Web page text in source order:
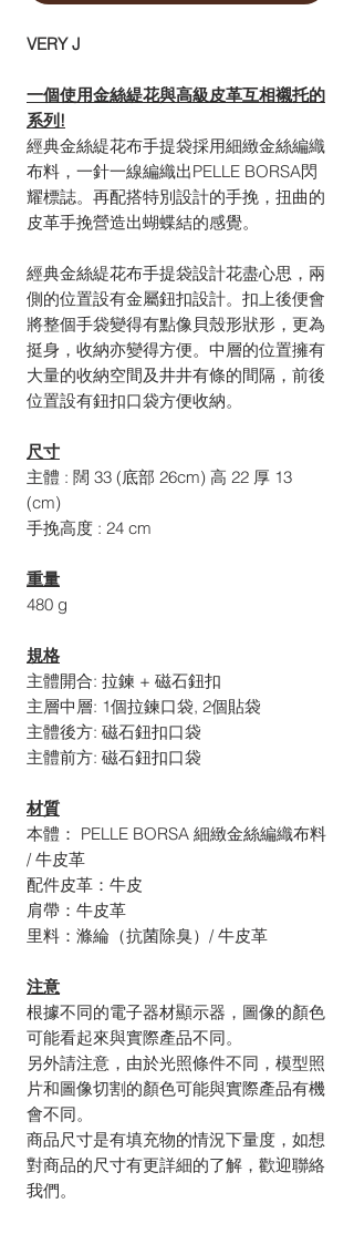
VERY J
一個使用金絲緹花與高級皮革互相襯托的
系列!
經典金絲緹花布手提袋採用細緻金絲編織
布料，一針一線編織出PELLE BORSA閃
耀標誌。再配搭特別設計的手挽，扭曲的
皮革手挽營造出蝴蝶結的感覺。
經典金絲緹花布手提袋設計花盡心思，兩
側的位置設有金屬鈕扣設計。扣上後便會
將整個手袋變得有點像貝殼形狀形，更為
挺身，收納亦變得方便。中層的位置擁有
大量的收納空間及井井有條的間隔，前後
位置設有鈕扣口袋方便收納。
尺寸
主體 : 闊 33 (底部 26cm) 高 22 厚 13
(cm)
手挽高度 : 24 cm
重量
480 g
規格
主體開合: 拉鍊 + 磁石鈕扣
主層中層: 1個拉鍊口袋, 2個貼袋
主體後方: 磁石鈕扣口袋
主體前方: 磁石鈕扣口袋
材質
本體： PELLE BORSA 細緻金絲編織布料
/ 牛皮革
配件皮革：牛皮
肩帶：牛皮革
里料：滌綸（抗菌除臭）/ 牛皮革
注意
根據不同的電子器材顯示器，圖像的顏色
可能看起來與實際產品不同。
另外請注意，由於光照條件不同，模型照
片和圖像切割的顏色可能與實際產品有機
會不同。
商品尺寸是有填充物的情況下量度，如想
對商品的尺寸有更詳細的了解，歡迎聯絡
我們。